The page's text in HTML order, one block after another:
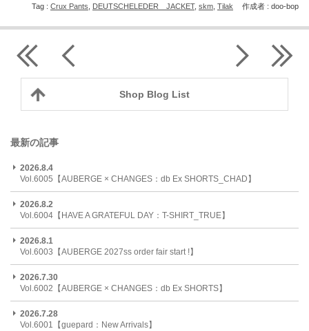
Tag : Crux Pants DEUTSCHELEDER JACKET, skm Tilak 作成者 : doo-bop
Shop Blog List
最新の記事
2026.8.4
Vol.6005【AUBERGE × CHANGES：db Ex SHORTS_CHAD】
2026.8.2
Vol.6004【HAVE A GRATEFUL DAY：T-SHIRT_TRUE】
2026.8.1
Vol.6003【AUBERGE 2027ss order fair start !】
2026.7.30
Vol.6002【AUBERGE × CHANGES：db Ex SHORTS】
2026.7.28
Vol.6001【guepard：New Arrivals】